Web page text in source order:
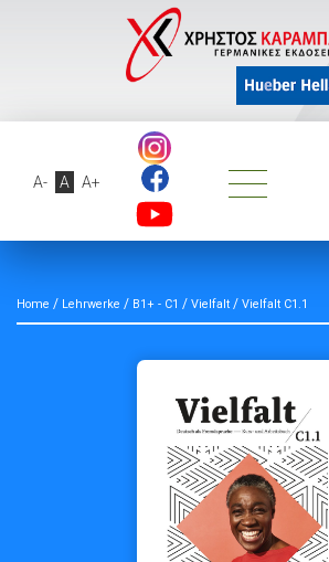
A- A A+
Home / Lehrwerke / B1+ - C1 / Vielfalt / Vielfalt C1.1